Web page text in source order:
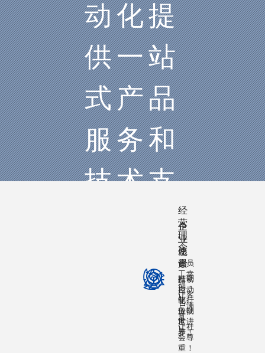
动化提
供一站
式产品
服务和
技术支

企
业
使
命
推动
自动
化行
业技
术进
步！

企
业
愿
景
精密
控
制，
传动
世
界。

经
营
理
念
让员
工幸
福，
让客
户满
意，
让社
会尊
重！